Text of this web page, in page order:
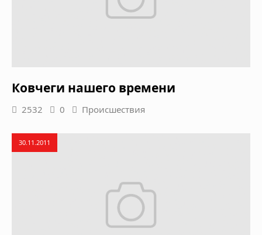
Ковчеги нашего времени
2532 0 Происшествия
30.11.2011